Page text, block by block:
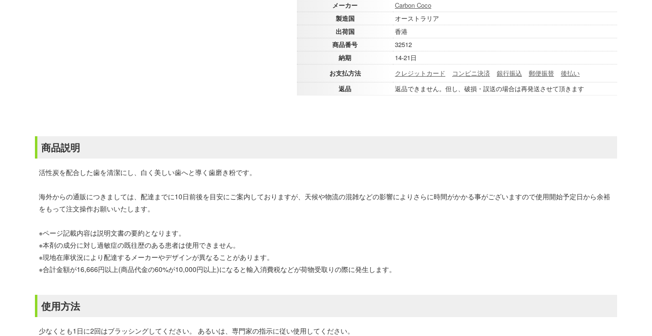
メーカー
Carbon Coco
製造国
オーストラリア
出荷国
香港
商品番号
32512
納期
14-21日
お支払方法
クレジットカード コンビニ決済 銀行振込 郵便振替
後払い
返品
返品できません。但し、破損・誤送の場合は再発送させて頂きます
商品説明
活性炭を配合した歯を清潔にし、白く美しい歯へと導く歯磨き粉です。
海外からの通販につきましては、配達までに10日前後を目安にご案内しておりますが、天候や物流の混雑などの影響によりさらに時間がかかる事がございますので使用開始予定日から余裕
をもって注文操作お願いいたします。
※ページ記載内容は説明文書の要約となります。
※本剤の成分に対し過敏症の既往歴のある患者は使用できません。
※現地在庫状況により配達するメーカーやデザインが異なることがあります。
※合計金額が16,666円以上(商品代金の60%が10,000円以上)になると輸入消費税などが荷物受取りの際に発生します。
使用方法
少なくとも1日に2回はブラッシングしてください。 あるいは、専門家の指示に従い使用してください。